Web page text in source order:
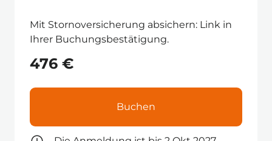
Mit Stornoversicherung absichern: Link in
Ihrer Buchungsbestätigung.
476 €
Buchen